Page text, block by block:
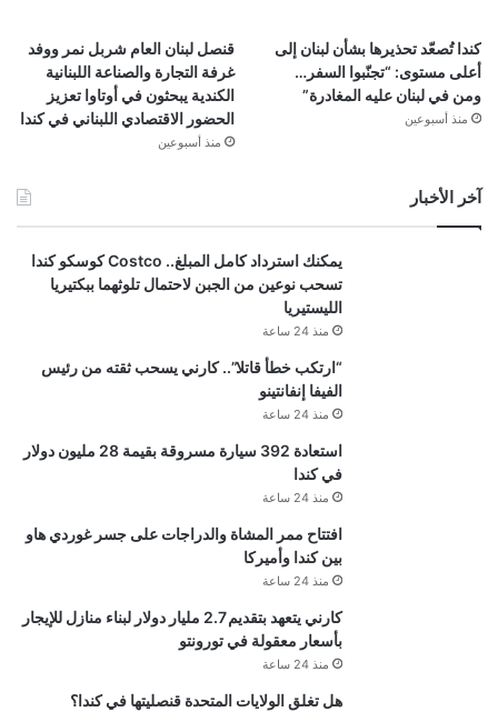
كندا تُصعّد تحذيرها بشأن لبنان إلى
أعلى مستوى: “تجنّبوا السفر…
ومن في لبنان عليه المغادرة”
منذ أسبوعين
قنصل لبنان العام شربل نمر ووفد
غرفة التجارة والصناعة اللبنانية
الكندية يبحثون في أوتاوا تعزيز
الحضور الاقتصادي اللبناني في كندا
منذ أسبوعين
آخر الأخبار
يمكنك استرداد كامل المبلغ.. Costco كوسكو كندا
تسحب نوعين من الجبن لاحتمال تلوثهما ببكتيريا
الليستيريا
منذ 24 ساعة
“ارتكب خطأ قاتلا”.. كارني يسحب ثقته من رئيس
الفيفا إنفانتينو
منذ 24 ساعة
استعادة 392 سيارة مسروقة بقيمة 28 مليون دولار
في كندا
منذ 24 ساعة
افتتاح ممر المشاة والدراجات على جسر غوردي هاو
بين كندا وأميركا
منذ 24 ساعة
كارني يتعهد بتقديم 2.7 مليار دولار لبناء منازل للإيجار
بأسعار معقولة في تورونتو
منذ 24 ساعة
هل تغلق الولايات المتحدة قنصليتها في كندا؟